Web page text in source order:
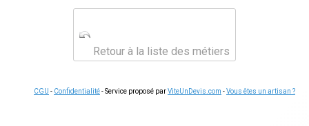
Retour à la liste des métiers
CGU - Confidentialité- Service proposé parViteUnDevis.com -Vous êtes un artisan ?